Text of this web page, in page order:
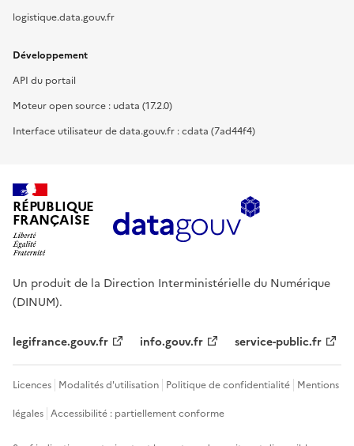
logistique.data.gouv.fr
Développement
API du portail
Moteur open source : udata (17.2.0)
Interface utilisateur de data.gouv.fr : cdata (7ad44f4)
RÉPUBLIQUE
FRANÇAISE
Un produit de la Direction Interministérielle du Numérique
(DINUM).
legifrance.gouv.fr info.gouv.fr service-public.fr
Licences Modalités d'utilisation Politique de confidentialité Mentions
légales Accessibilité : partiellement conforme